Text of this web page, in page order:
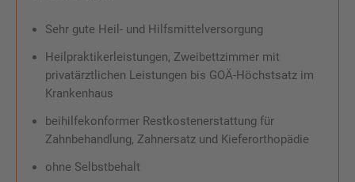
Sehr gute Heil- und Hilfsmittelversorgung
Heilpraktikerleistungen, Zweibettzimmer mit
privatärztlichen Leistungen bis GOÄ-Höchstsatz im
Krankenhaus
beihilfekonformer Restkostenerstattung für
Zahnbehandlung, Zahnersatz und Kieferorthopädie
ohne Selbstbehalt